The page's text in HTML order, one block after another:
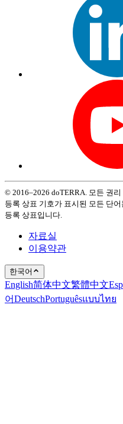
© 2016–2026 doTERRA. 모든 권
등록 상표 기호가 표시된 모든 단
등록 상표입니다.
자료실
이용약관
한국어
English简体中文繁體中文
어DeutschPortuguêsแบบไทย